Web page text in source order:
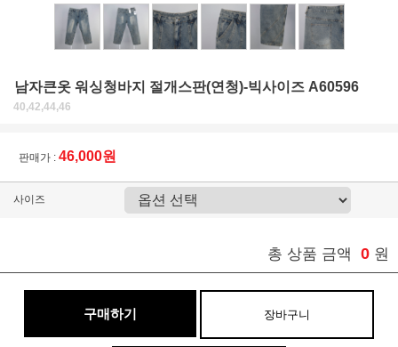
남자큰옷 워싱청바지 절개스판(연청)-빅사이즈 A60596
40,42,44,46
판매가 : 46,000원
사이즈
총 상품 금액 0 원
구매하기 장바구니